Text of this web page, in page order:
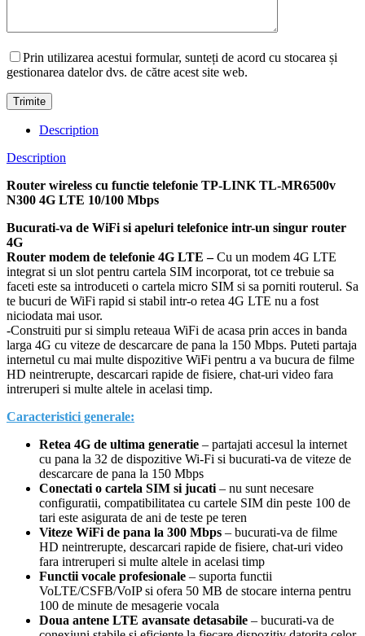
Prin utilizarea acestui formular, sunteți de acord cu stocarea și
gestionarea datelor dvs. de către acest site web.
Description
Description
Router wireless cu functie telefonie TP-LINK TL-MR6500v
N300 4G LTE 10/100 Mbps
Bucurati-va de WiFi si apeluri telefonice intr-un singur router
4G
Router modem de telefonie 4G LTE –Cu un modem 4G LTE
integrat si un slot pentru cartela SIM incorporat, tot ce trebuie sa
faceti este sa introduceti o cartela micro SIM si sa porniti routerul. Sa
te bucuri de WiFi rapid si stabil intr-o retea 4G LTE nu a fost
niciodata mai usor.
-Construiti pur si simplu reteaua WiFi de acasa prin acces in banda
larga 4G cu viteze de descarcare de pana la 150 Mbps. Puteti partaja
internetul cu mai multe dispozitive WiFi pentru a va bucura de filme
HD neintrerupte, descarcari rapide de fisiere, chat-uri video fara
intreruperi si multe altele in acelasi timp.
Caracteristici generale:
Retea 4G de ultima generatie – partajati accesul la internet
cu pana la 32 de dispozitive Wi-Fi si bucurati-va de viteze de
descarcare de pana la 150 Mbps
Conectati o cartela SIM si jucati – nu sunt necesare
configuratii, compatibilitatea cu cartele SIM din peste 100 de
tari este asigurata de ani de teste pe teren
Viteze WiFi de pana la 300 Mbps – bucurati-va de filme
HD neintrerupte, descarcari rapide de fisiere, chat-uri video
fara intreruperi si multe altele in acelasi timp
Functii vocale profesionale – suporta functii
VoLTE/CSFB/VoIP si ofera 50 MB de stocare interna pentru
100 de minute de mesagerie vocala
Doua antene LTE avansate detasabile – bucurati-va de